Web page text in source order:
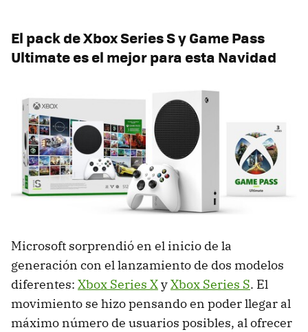
El pack de Xbox Series S y Game Pass
Ultimate es el mejor para esta Navidad
Microsoft sorprendió en el inicio de la
generación con el lanzamiento de dos modelos
diferentes: Xbox Series XyXbox Series S. El
movimiento se hizo pensando en poder llegar al
máximo número de usuarios posibles, al ofrecer